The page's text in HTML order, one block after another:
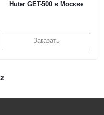
Huter GET-500 в Москве
Заказать
2